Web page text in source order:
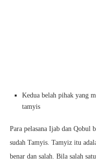
Kedua belah pihak yang
tamyis
Para pelasana Ijab dan Qobul
sudah Tamyis. Tamyiz itu
benar dan salah. Bila salah